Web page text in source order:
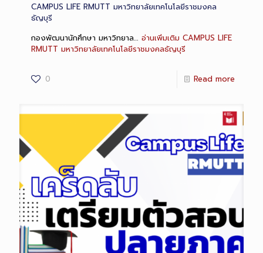
CAMPUS LIFE RMUTT มหาวิทยาลัยเทคโนโลยีราชมงคล
ธัญบุรี
กองพัฒนานักศึกษา มหาวิทยาล… อ่านเพิ่มเติม CAMPUS LIFE
RMUTT มหาวิทยาลัยเทคโนโลยีราชมงคลธัญบุรี
0 Read more